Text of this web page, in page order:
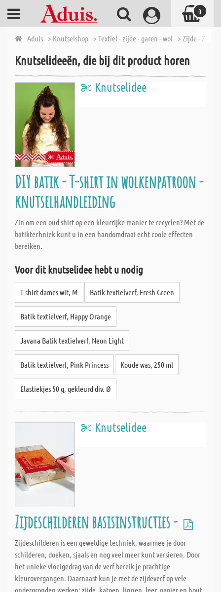
Aduis > Knutselshop > Textiel - zijde - garen - wol > Zijde -
Knutselideeën, die bij dit product horen
Knutselidee
DIY batik - T-shirt in wolkenpatroon -
knutselhandleiding
Zin om een oud shirt op een kleurrijke manier te recyclen? Met de
batiktechniek kunt u in een handomdraai echt coole effecten
bereiken.
Voor dit knutselidee hebt u nodig
T-shirt dames wit, M Batik textielverf, Fresh Green
Batik textielverf, Happy Orange
Javana Batik textielverf, Neon Light
Batik textielverf, Pink Princess Koude was, 250 ml
Elastiekjes 50 g, gekleurd div. Ø
Knutselidee
Zijdeschilderen basisinstructies -
Zijdeschilderen is een geweldige techniek, waarmee je door
schilderen, doeken, sjaals en nog veel meer kunt versieren. Door
het unieke vloeigedrag van de verf bereik je prachtige
kleurovergangen. Daarnaast kun je met de zijdeverf op vele
ondergronden werken: zijde, katoen, linnen, leer, papier en hout.
0